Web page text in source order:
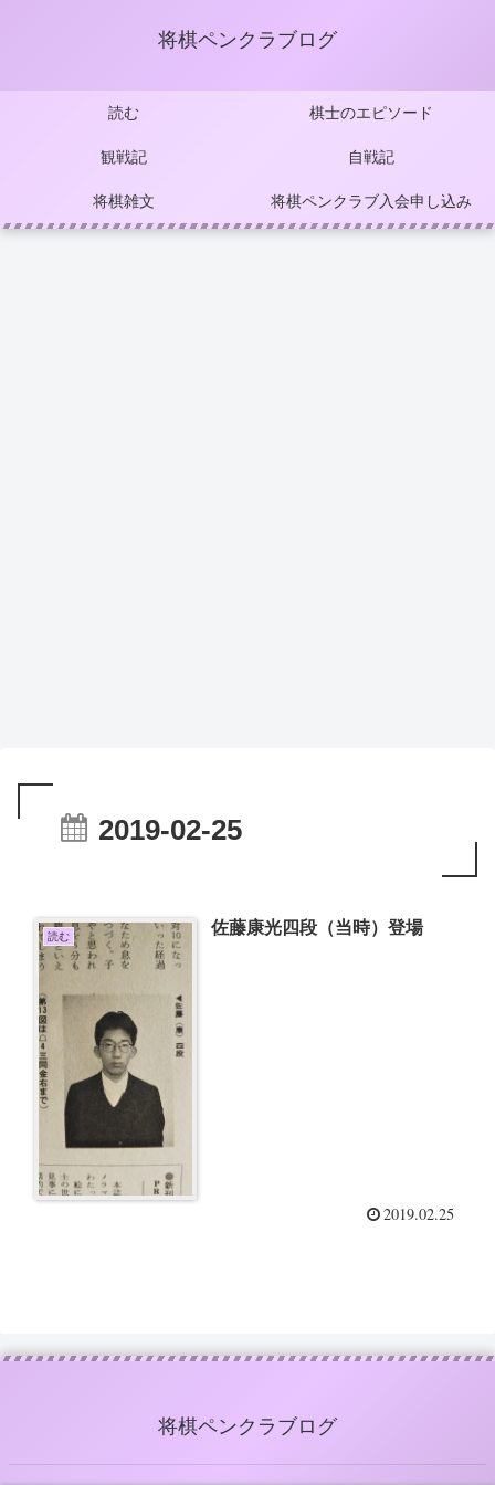
将棋ペンクラブログ
読む 棋士のエピソード
観戦記 自戦記
将棋雑文 将棋ペンクラブ入会申し込み
2019-02-25
読む 佐藤康光四段（当時）登場
2019.02.25
将棋ペンクラブログ